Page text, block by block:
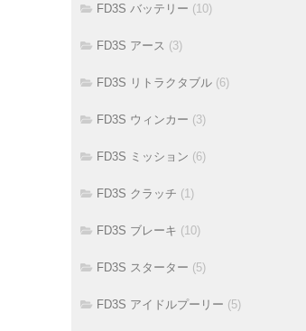
FD3S バッテリー (10)
FD3S アース (3)
FD3S リトラクタブル (6)
FD3S ウィンカー (3)
FD3S ミッション (6)
FD3S クラッチ (1)
FD3S ブレーキ (10)
FD3S スターター (5)
FD3S アイドルプーリー (5)